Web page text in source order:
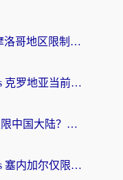
在国外看世界杯法国VS摩洛哥地区限制？这篇指南让你流畅看中文解说无压力
在国外看世界杯英格兰 vs 克罗地亚当前地区不可播放？这篇指南帮你搞定所有海外观赛难题
在海外看央视频世界杯仅限中国大陆？这篇指南帮你解锁中文解说+无卡顿直播
在海外看世界杯比利时 vs 塞内加尔仅限中国大陆？我找到了最流畅的中文解说之路